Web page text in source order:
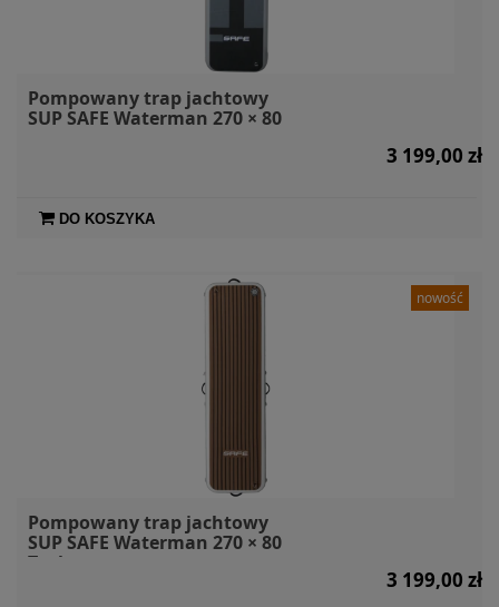
Pompowany trap jachtowy
SUP SAFE Waterman 270 × 80
3 199,00 zł
DO KOSZYKA
Pompowany trap jachtowy
SUP SAFE Waterman 270 × 80
Teak
3 199,00 zł
nowość